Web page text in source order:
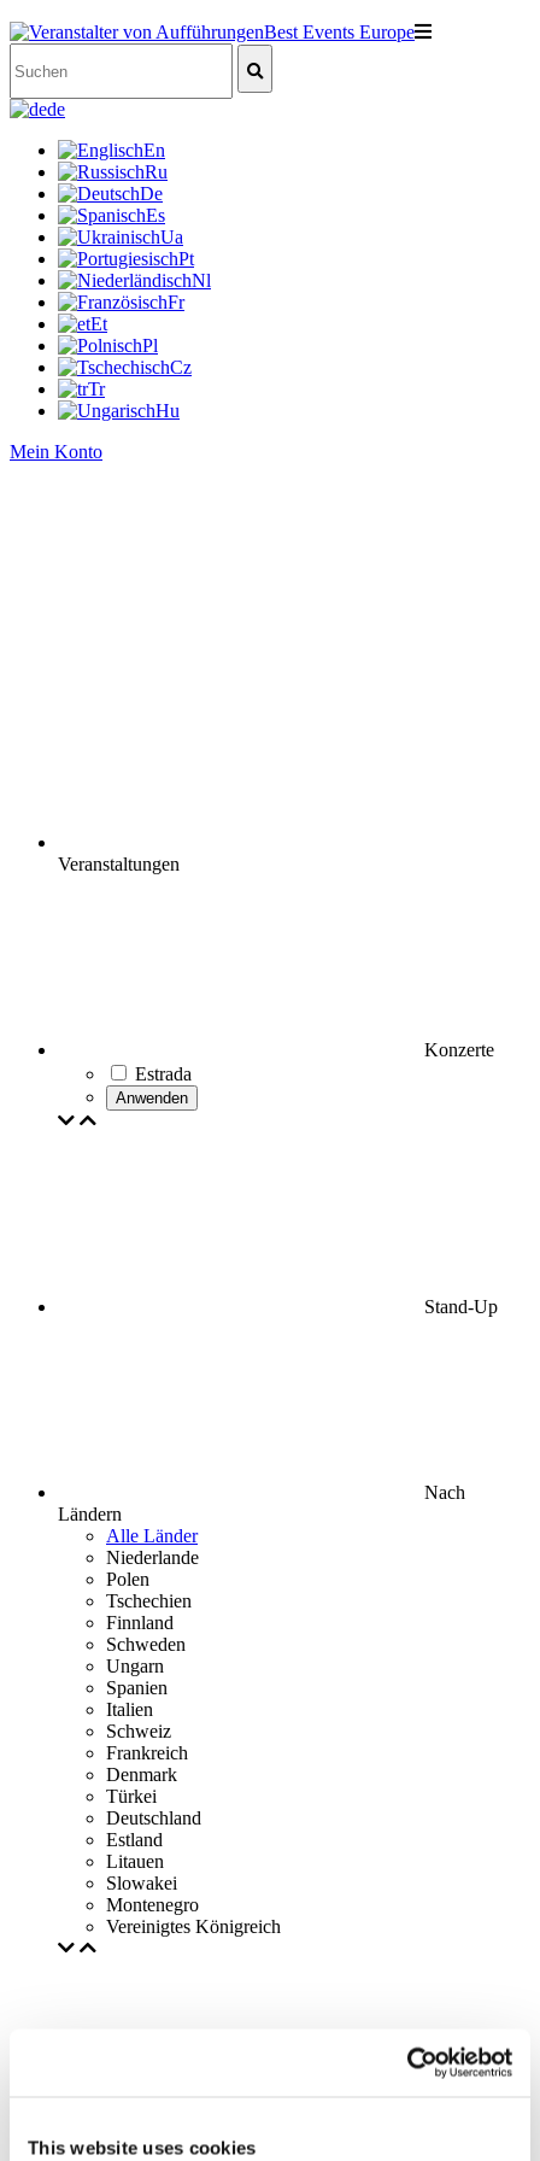
This website uses cookies
de
En
Ru
De
Es
Ua
Pt
Nl
Fr
Et
Pl
Cz
Tr
Hu
Mein Konto
Veranstaltungen
Konzerte
Estrada
Anwenden
Stand-Up
Nach
Ländern
Alle Länder
Niederlande
Polen
Tschechien
Finnland
Schweden
Ungarn
Spanien
Italien
Schweiz
Frankreich
Denmark
Türkei
Deutschland
Estland
Litauen
Slowakei
Montenegro
Vereinigtes Königreich